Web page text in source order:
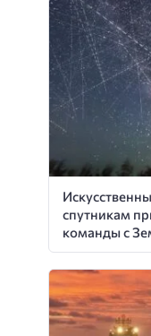
спутникам
команды с